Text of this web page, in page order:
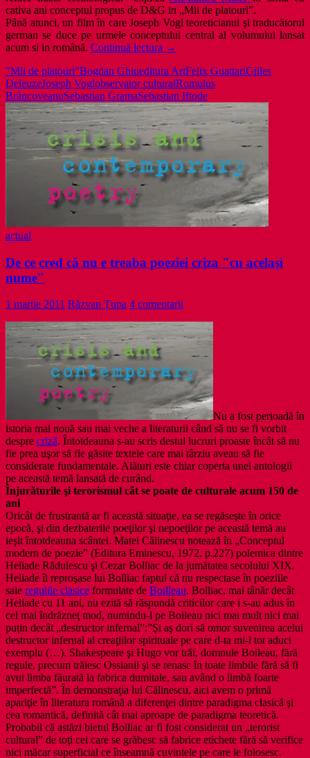
cativa ani conceptul propus de D&G in „Mii de platouri”.
Până atunci, un film în care Joseph Vogl teoreticianul şi traducătorul
german se duce pe urmele conceptului central al volumului lansat
acum si in română. Continuă lectura D&G
şi
un
film
despre
conceptul
de
rizom
(definitoriu
pentru
poezia
→
"Mii de platouri"Bogdan Ghiueditura ArtFelix GuattariGilles
DeleuzeJoseph Voglobservator culturalRomulus
BrâncoveanuSebastian GramaSebastian Iftode
actual
De ce cred că nu e treaba poeziei criza "cu acelaşi
nume"
1 martie 2011 Răzvan Țupa 4 comentarii
Nu a fost perioadă în
istoria mai nouă sau mai veche a literaturii când să nu se fi vorbit
despre criză. Întotdeauna s-au scris destul lucruri proaste încât să nu
fie prea uşor să fie găsite textele care mai târziu aveau să fie
considerate fundamentale. Alături este chiar coperta unei antologii
pe această temă lansată de curând.
Înjurăturile şi terorismul cât se poate de culturale acum 150 de
ani
Oricât de frustrantă ar fi această situaţie, ea se regăseşte în orice
epocă, şi din dezbaterile poeţilor şi nepoeţilor pe această temă au
ieşit întotdeauna scântei. Matei Călinescu notează în „Conceptul
modern de poezie” (Editura Eminescu, 1972, p.227) polemica dintre
Heliade Rădulescu şi Cezar Bolliac de la jumătatea secolului XIX.
Heliade îi reproşase lui Bolliac faptul că nu respectase în poeziile
sale regulile clasice formulate de Boilleau. Bolliac, mai tânăr decât
Heliade cu 11 ani, nu ezită să răspundă criticilor care i s-au adus în
cel mai îndrăzneţ mod, numindu-l pe Boileau nici mai mult nici mai
puţin decât „destructor infernal”:”Şi aş dori să omor suvenirea acelui
destructor infernal al creaţiilor spirituale pe care d-ta mi-l tot aduci
exemplu (…). Shakespeare şi Hugo vor trăi, domnule Boileau, fără
regule, precum trăiesc Ossianii şi se renasc în toate limbile fără să fi
avut limba făurată la fabrica dumitale, sau având o limbă foarte
imperfectă”. În demonstraţia lui Călinescu, aici avem o primă
apariţie în literatura română a diferenţei dintre paradigma clasică şi
cea romantică, definită cât mai aproape de paradigma teoretică.
Probabil că astăzi bietul Bolliac ar fi fost considerat un „terorist
cultural” de toţi cei care se grăbesc să fabrice etichete fără să verifice
nici măcar superficial ce înseamnă cuvintele pe care le folosesc.